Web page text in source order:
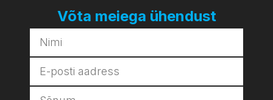
Võta meiega ühendust